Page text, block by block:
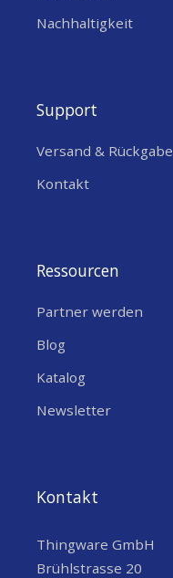
Nachhaltigkeit
Support
Versand & Rückgabe
Kontakt
Ressourcen
Partner werden
Blog
Katalog
Newsletter
Kontakt
Thingware GmbH
Brühlstrasse 20